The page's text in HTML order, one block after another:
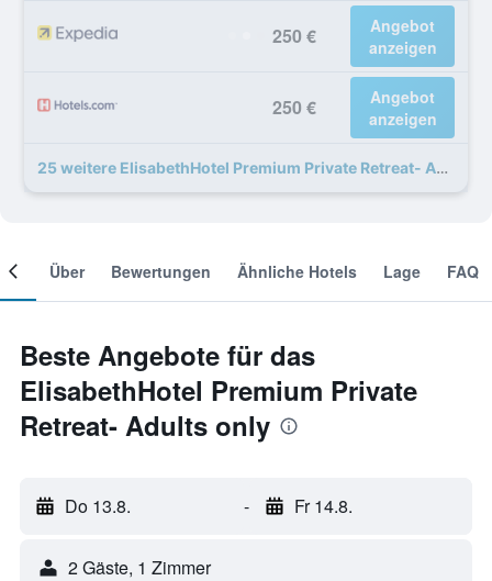
250 €
Angebot
anzeigen
250 €
Angebot
anzeigen
25 weitere ElisabethHotel Premium Private Retreat- Adults only Angebote
Über Bewertungen Ähnliche Hotels Lage FAQ
Beste Angebote für das
ElisabethHotel Premium Private
Retreat- Adults only
Do 13.8. - Fr 14.8.
2 Gäste, 1 Zimmer